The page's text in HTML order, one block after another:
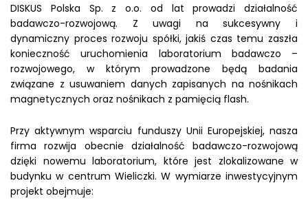
DISKUS Polska Sp. z o.o. od lat prowadzi działalność
badawczo-rozwojową. Z uwagi na sukcesywny i
dynamiczny proces rozwoju spółki, jakiś czas temu zaszła
konieczność uruchomienia laboratorium badawczo –
rozwojowego, w którym prowadzone będą badania
związane z usuwaniem danych zapisanych na nośnikach
magnetycznych oraz nośnikach z pamięcią flash.
Przy aktywnym wsparciu funduszy Unii Europejskiej, nasza
firma rozwija obecnie działalność badawczo-rozwojową
dzięki nowemu laboratorium, które jest zlokalizowane w
budynku w centrum Wieliczki. W wymiarze inwestycyjnym
projekt obejmuje: